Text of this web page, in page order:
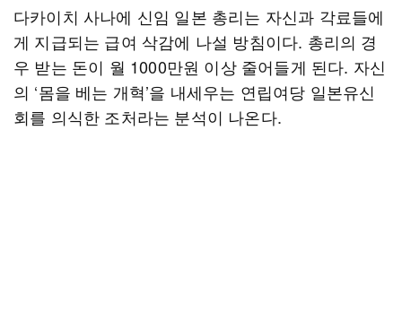
다카이치 사나에 신임 일본 총리는 자신과 각료들에
게 지급되는 급여 삭감에 나설 방침이다. 총리의 경
우 받는 돈이 월 1000만원 이상 줄어들게 된다. 자신
의 ‘몸을 베는 개혁’을 내세우는 연립여당 일본유신
회를 의식한 조처라는 분석이 나온다.